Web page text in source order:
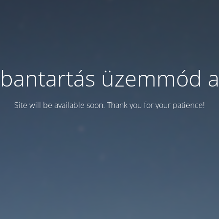
üzemmód
Site will be available soon. Thank you for your patience!